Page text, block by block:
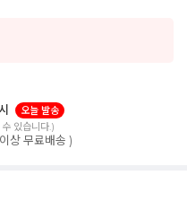
오늘 발송
있습니다.)
무료배송 )